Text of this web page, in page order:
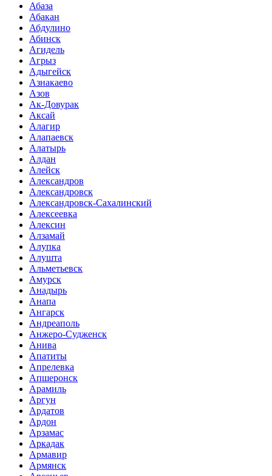
Абаза
Абакан
Абдулино
Абинск
Агидель
Агрыз
Адыгейск
Азнакаево
Азов
Ак-Довурак
Аксай
Алагир
Алапаевск
Алатырь
Алдан
Алейск
Александров
Александровск
Александровск-Сахалинский
Алексеевка
Алексин
Алзамай
Алупка
Алушта
Альметьевск
Амурск
Анадырь
Анапа
Ангарск
Андреаполь
Анжеро-Судженск
Анива
Апатиты
Апрелевка
Апшеронск
Арамиль
Аргун
Ардатов
Ардон
Арзамас
Аркадак
Армавир
Армянск